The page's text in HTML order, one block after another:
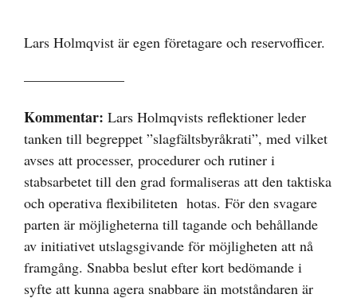
Lars Holmqvist är egen företagare och reservofficer.
———————
Kommentar: Lars Holmqvists reflektioner leder
tanken till begreppet ”slagfältsbyråkrati”, med vilket
avses att processer, procedurer och rutiner i
stabsarbetet till den grad formaliseras att den taktiska
och operativa flexibiliteten hotas. För den svagare
parten är möjligheterna till tagande och behållande
av initiativet utslagsgivande för möjligheten att nå
framgång. Snabba beslut efter kort bedömande i
syfte att kunna agera snabbare än motståndaren är